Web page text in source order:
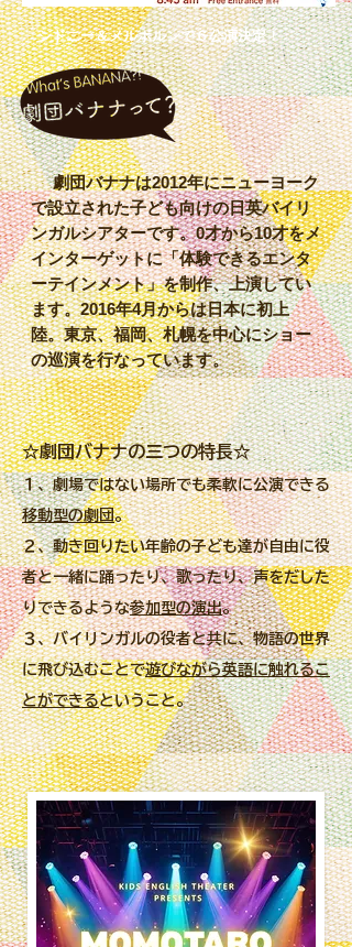
​シドニー＆メルボルンで６公演決定！
劇団バナナは2012年にニューヨーク
で設立された子ども向けの日英バイリ
ンガルシアターです。0才から10才をメ
インターゲットに「体験できるエンタ
ーテインメント」を制作、上演してい
ます。2016年4月からは日本に初上
陸。東京、福岡、札幌を中心にショー
の巡演を行なっています。
☆劇団バナナの三つの特長☆
１、劇場ではない場所でも柔軟に公演できる
移動型の劇団。
２、動き回りたい年齢の子ども達が自由に役
者と一緒に踊ったり、歌ったり、声をだした
りできるような参加型の演出。
３、バイリンガルの役者と共に、物語の世界
に飛び込むことで遊びながら英語に触れるこ
とができるということ。